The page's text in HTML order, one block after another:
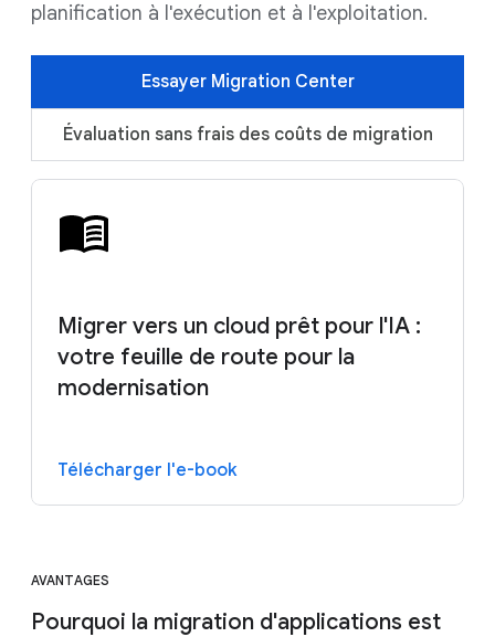
planification à l'exécution et à l'exploitation.
Essayer Migration Center
Évaluation sans frais des coûts de migration
Migrer vers un cloud prêt pour l'IA :
votre feuille de route pour la
modernisation
Télécharger l'e-book
AVANTAGES
Pourquoi la migration d'applications est